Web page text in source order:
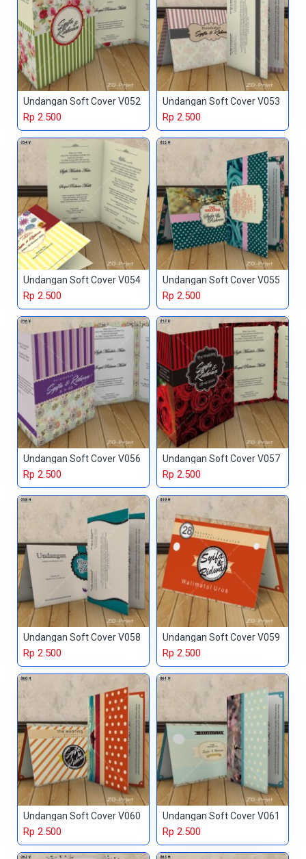
Undangan Soft Cover V052
Rp 2.500
Undangan Soft Cover V053
Rp 2.500
Undangan Soft Cover V054
Rp 2.500
Undangan Soft Cover V055
Rp 2.500
Undangan Soft Cover V056
Rp 2.500
Undangan Soft Cover V057
Rp 2.500
Undangan Soft Cover V058
Rp 2.500
Undangan Soft Cover V059
Rp 2.500
Undangan Soft Cover V060
Rp 2.500
Undangan Soft Cover V061
Rp 2.500